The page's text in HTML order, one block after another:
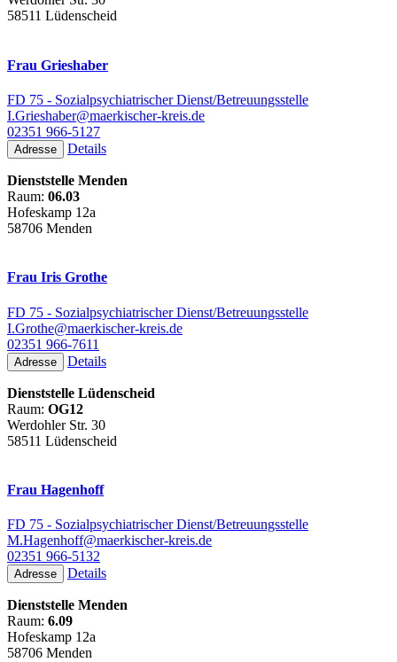
58511 Lüdenscheid
Frau Grieshaber
FD 75 - Sozialpsychiatrischer Dienst/Betreuungsstelle
I.Grieshaber@maerkischer-kreis.de
02351 966-5127
Adresse Details
Dienststelle Menden
Raum: 06.03
Hofeskamp 12a
58706 Menden
Frau Iris Grothe
FD 75 - Sozialpsychiatrischer Dienst/Betreuungsstelle
I.Grothe@maerkischer-kreis.de
02351 966-7611
Adresse Details
Dienststelle Lüdenscheid
Raum: OG12
Werdohler Str. 30
58511 Lüdenscheid
Frau Hagenhoff
FD 75 - Sozialpsychiatrischer Dienst/Betreuungsstelle
M.Hagenhoff@maerkischer-kreis.de
02351 966-5132
Adresse Details
Dienststelle Menden
Raum: 6.09
Hofeskamp 12a
58706 Menden